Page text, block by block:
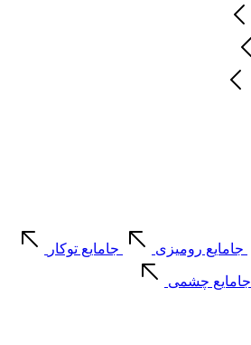
جامایع رومیزی جامایع توکار
جامایع چشمی